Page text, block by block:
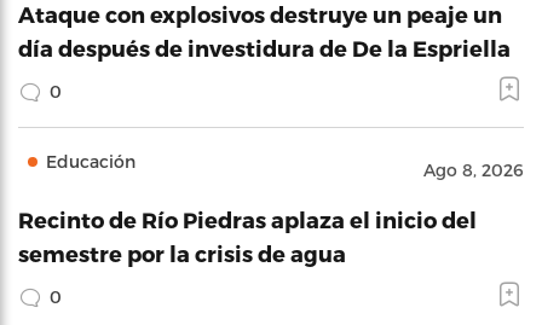
Ataque con explosivos destruye un peaje un
día después de investidura de De la Espriella
0
Educación Ago 8, 2026
Recinto de Río Piedras aplaza el inicio del
semestre por la crisis de agua
0